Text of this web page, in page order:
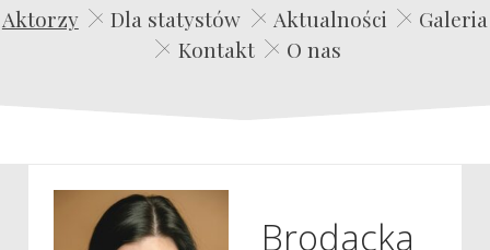
Edwin Film Agencja Aktorska
Aktorzy Dla statystów Aktualności
Galeria
Kontakt
O nas
Brodacka